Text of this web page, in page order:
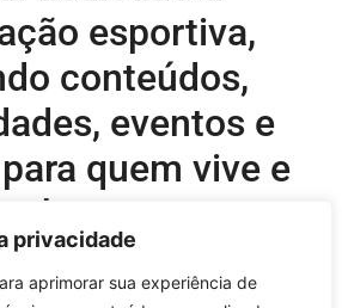
privacidade
aprimorar sua experiência de
esportiva,
conteúdos,
eventos e
quem vive e
o esporte.